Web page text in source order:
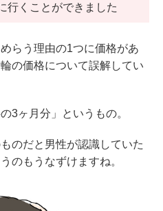
行くことができました
らう理由の1つに価格があ
の価格について誤解してい
3ヶ月分」というもの。
のだと男性が認識していた
のもうなずけますね。